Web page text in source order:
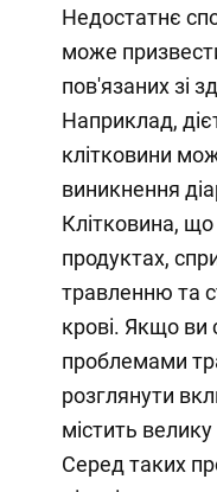
Недостатнє
може
пов'язаних зі
Наприклад,
клітковини
виникнення
Клітковина, що
продуктах,
травленню та
крові. Якщо ви
проблемами
розглянути
містить велику
Серед таких